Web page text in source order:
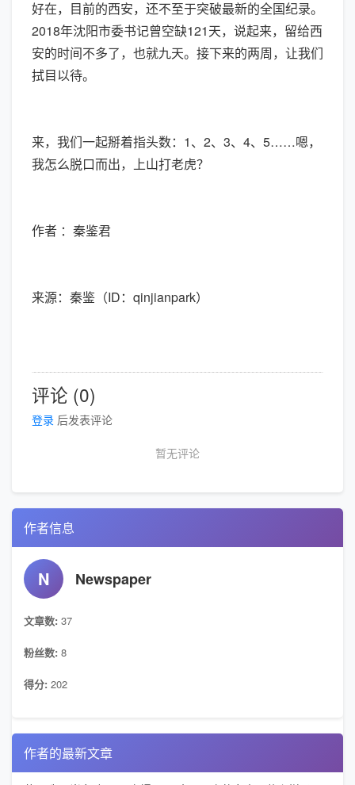
好在，目前的西安，还不至于突破最新的全国纪录。
2018年沈阳市委书记曾空缺121天，说起来，留给西
安的时间不多了，也就九天。接下来的两周，让我们
拭目以待。
来，我们一起掰着指头数：1、2、3、4、5……嗯，
我怎么脱口而出，上山打老虎？
作者 ：秦鉴君
来源：秦鉴（ID：qinjianpark）
评论 (0)
登录 后发表评论
暂无评论
作者信息
N Newspaper
文章数: 37
粉丝数: 8
得分: 202
作者的最新文章